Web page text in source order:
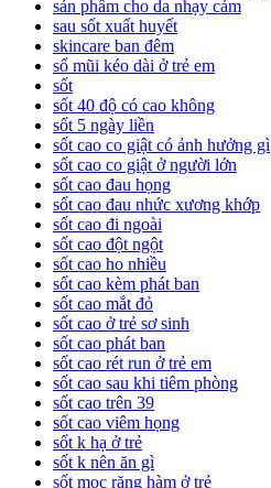
sản phẩm cho da nhạy cảm
sau sốt xuất huyết
skincare ban đêm
sổ mũi kéo dài ở trẻ em
sốt
sốt 40 độ có cao không
sốt 5 ngày liền
sốt cao co giật có ảnh hưởng gì
sốt cao co giật ở người lớn
sốt cao đau họng
sốt cao đau nhức xương khớp
sốt cao đi ngoài
sốt cao đột ngột
sốt cao ho nhiều
sốt cao kèm phát ban
sốt cao mắt đỏ
sốt cao ở trẻ sơ sinh
sốt cao phát ban
sốt cao rét run ở trẻ em
sốt cao sau khi tiêm phòng
sốt cao trên 39
sốt cao viêm họng
sốt k hạ ở trẻ
sốt k nên ăn gì
sốt mọc răng hàm ở trẻ